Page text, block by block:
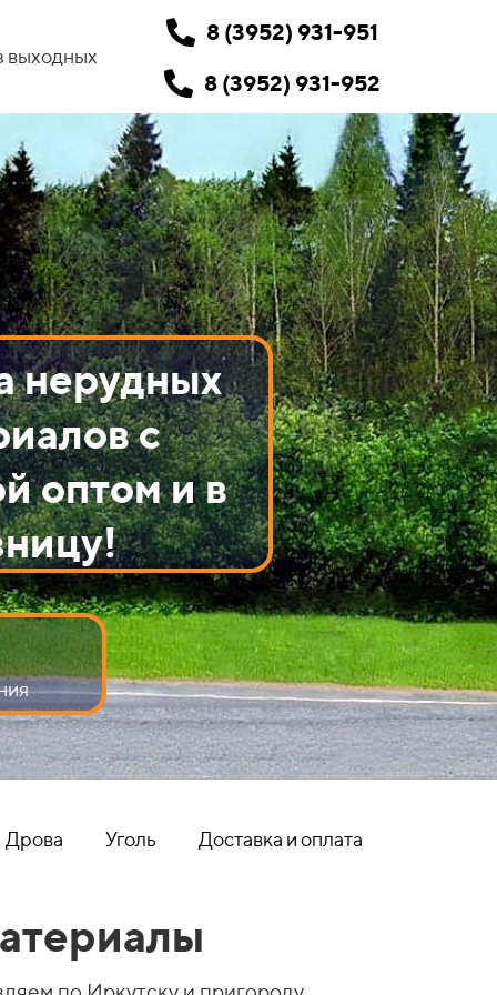
выходных
8 (3952) 931-951
8 (3952) 931-952
нерудных
c
оптом и в
Дрова Уголь Доставка и оплата